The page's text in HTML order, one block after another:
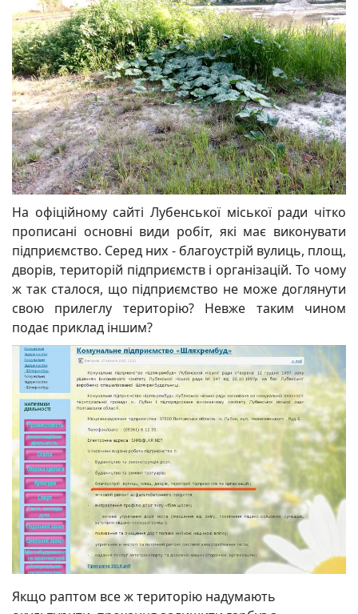
На офіційному сайті Лубенської міської ради чітко
прописані основні види робіт, які має виконувати
підприємство. Серед них - благоустрій вулиць, площ,
дворів, територій підприємств і організацій. То чому
ж так сталося, що підприємство не може доглянути
свою прилеглу територію? Невже таким чином
подає приклад іншим?
Якщо раптом все ж територію надумають